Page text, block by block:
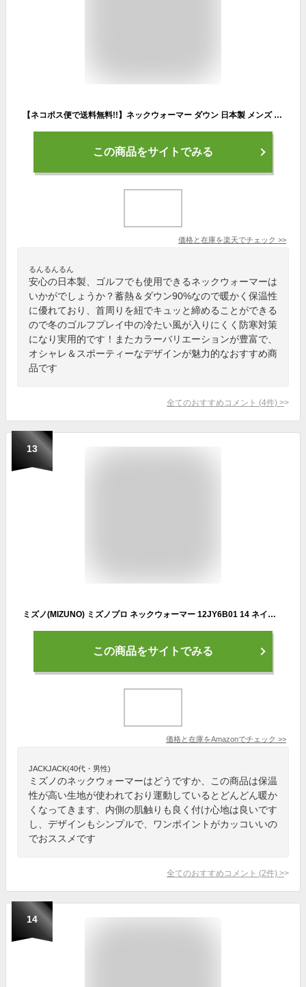
【ネコポス便で送料無料!!】ネックウォーマー ダウン 日本製 メンズ レディース スヌード 暖かい 静電気 蓄熱 キャンプ アウトドア ワークウェア 無地 自転車 ウインタースポーツ ゴルフ フェイスガード 防寒グッズ
この商品をサイトでみる
価格と在庫を楽天でチェック >>
るんるんるん
安心の日本製、ゴルフでも使用できるネックウォーマーは
いかがでしょうか？蓄熱＆ダウン90%なので暖かく保温性
に優れており、首周りを紐でキュッと締めることができる
ので冬のゴルフプレイ中の冷たい風が入りにくく防寒対策
になり実用的です！またカラーバリエーションが豊富で、
オシャレ＆スポーティーなデザインが魅力的なおすすめ商
品です
全てのおすすめコメント (4件) >
13
ミズノ(MIZUNO) ミズノプロ ネックウォーマー 12JY6B01 14 ネイビー
この商品をサイトでみる
価格と在庫をAmazonでチェック >>
JACKJACK(40代・男性)
ミズノのネックウォーマーはどうですか、この商品は保温
性が高い生地が使われており運動しているとどんどん暖か
くなってきます、内側の肌触りも良く付け心地は良いです
し、デザインもシンプルで、ワンポイントがカッコいいの
でおススメです
全てのおすすめコメント (2件) >
14